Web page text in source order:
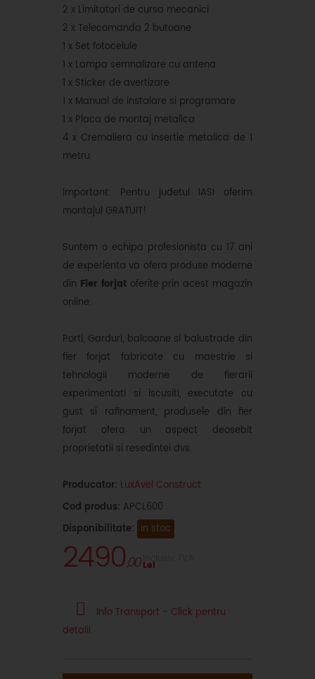
2 x Limitatori de cursa mecanici
2 x Telecomanda 2 butoane
1 x Set fotocelule
1 x Lampa semnalizare cu antena
1 x Sticker de avertizare
1 x Manual de instalare si programare
1 x Placa de montaj metalica
4 x Cremaliera cu insertie metalica de 1
metru
Important: Pentru judetul IASI oferim
montajul GRATUIT!
Suntem o echipa profesionista cu 17 ani
de experienta va ofera produse moderne
din Fier forjatoferite prin acest magazin
online.
Porti, Garduri, balcoane si balustrade din
fier forjat fabricate cu maestrie si
tehnologii moderne de fierarii
experimentati si iscusiti, executate cu
gust si rafinament, produsele din fier
forjat ofera un aspect deosebit
proprietatii si resedintei dvs.
Producator: LuxAvel Construct
Cod produs: APCL600
Disponibilitate: in stoc
2490,00 Inclusiv TVA
Lei
Info Transport - Click pentru
detalii